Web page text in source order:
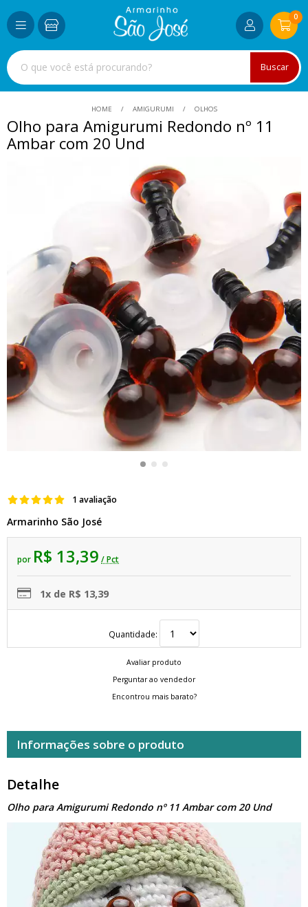
Buscar
0
HOME AMIGURUMI OLHOS
Olho para Amigurumi Redondo nº 11
Ambar com 20 Und
1 avaliação
Armarinho São José
por R$ 13,39 / Pct
1x de R$ 13,39
Quantidade:
Avaliar produto
Perguntar ao vendedor
Encontrou mais barato?
Informações sobre o produto
Detalhe
Olho para Amigurumi Redondo nº 11 Ambar com 20 Und